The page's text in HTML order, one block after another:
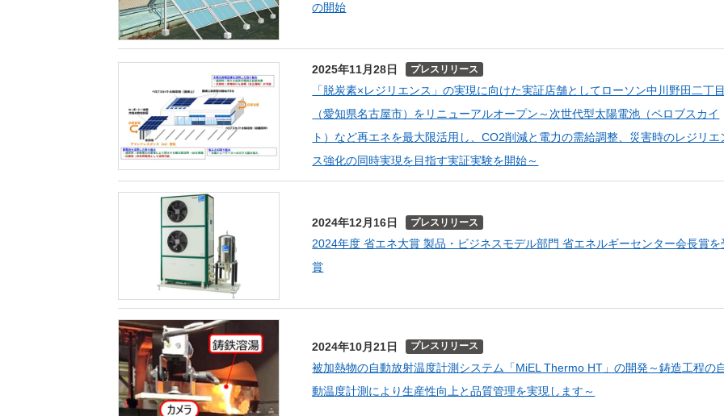
の開始
2025年11月28日 プレスリリース
「脱炭素×レジリエンス」の実現に向けた実証店舗としてローソン中川野田二丁
（愛知県名古屋市）をリニューアルオープン～次世代型太陽電池（ペロブスカイ
ト）など再エネを最大限活用し、CO2削減と電力の需給調整、災害時のレジリエ
ス強化の同時実現を目指す実証実験を開始～
2024年12月16日 プレスリリース
2024年度 省エネ大賞 製品・ビジネスモデル部門 省エネルギーセンター会長賞を
賞
2024年10月21日 プレスリリース
被加熱物の自動放射温度計測システム「MiEL Thermo HT」の開発～鋳造工程の
動温度計測により生産性向上と品質管理を実現します～